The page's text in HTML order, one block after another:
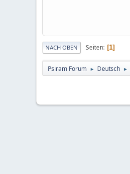
NACH OBEN Seiten 1
Psiram Forum ► Deutsch ►